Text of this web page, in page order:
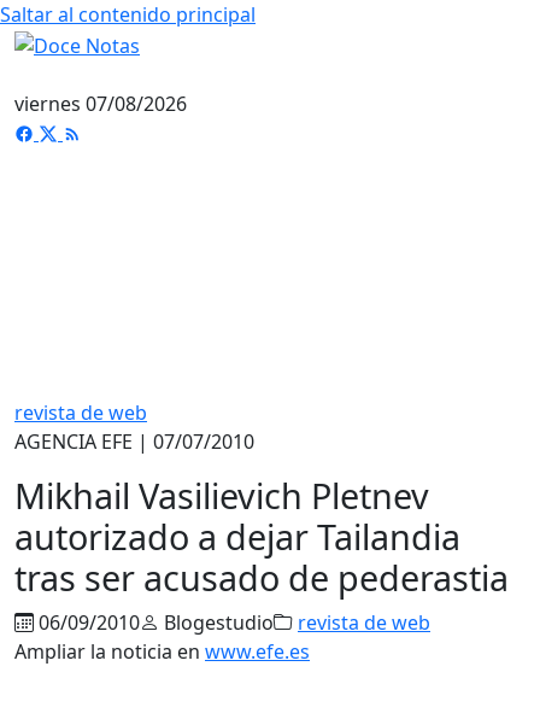
Saltar al contenido principal
viernes 07/08/2026
revista de web
AGENCIA EFE | 07/07/2010
Mikhail Vasilievich Pletnev
autorizado a dejar Tailandia
tras ser acusado de pederastia
06/09/2010 Blogestudio
revista de web
Ampliar la noticia en www.efe.es